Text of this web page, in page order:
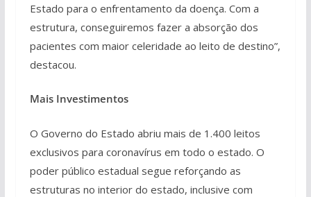
Estado para o enfrentamento da doença. Com a
estrutura, conseguiremos fazer a absorção dos
pacientes com maior celeridade ao leito de destino”,
destacou.
Mais Investimentos
O Governo do Estado abriu mais de 1.400 leitos
exclusivos para coronavírus em todo o estado. O
poder público estadual segue reforçando as
estruturas no interior do estado, inclusive com